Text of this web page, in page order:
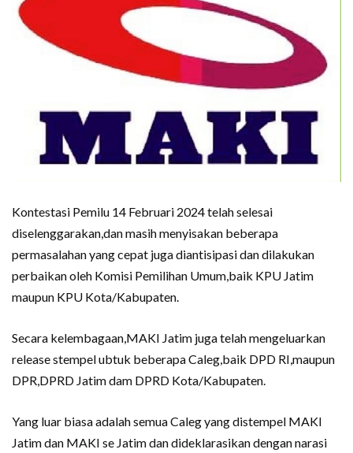
Kontestasi Pemilu 14 Februari 2024 telah selesai
diselenggarakan,dan masih menyisakan beberapa
permasalahan yang cepat juga diantisipasi dan dilakukan
perbaikan oleh Komisi Pemilihan Umum,baik KPU Jatim
maupun KPU Kota/Kabupaten.
Secara kelembagaan,MAKI Jatim juga telah mengeluarkan
release stempel ubtuk beberapa Caleg,baik DPD RI,maupun
DPR,DPRD Jatim dam DPRD Kota/Kabupaten.
Yang luar biasa adalah semua Caleg yang distempel MAKI
Jatim dan MAKI se Jatim dan dideklarasikan dengan narasi